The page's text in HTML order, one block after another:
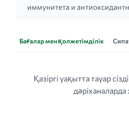
иммунитета и
Бағалар мен қолжетімділік
Қазіргі уақытта тауар